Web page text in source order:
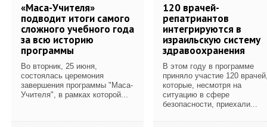
«Маса-Учителя»
подводит итоги самого
сложного учебного года
за всю историю
программы
Во вторник, 25 июня,
состоялась церемония
завершения программы "Маса-
Учителя", в рамках которой...
120 врачей-
репатриантов
интегрируются в
израильскую систему
здравоохранения
В этом году в программе
приняло участие 120
которые, несмотря на
ситуацию в сфере
безопасности, приехали...